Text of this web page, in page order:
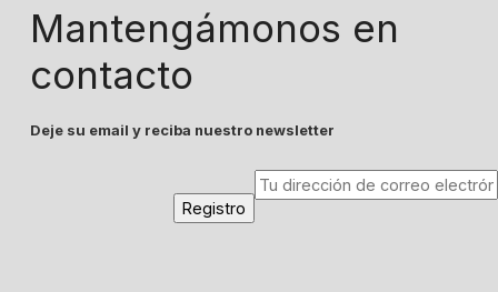
Mantengámonos en
contacto
Deje su email y reciba nuestro newsletter